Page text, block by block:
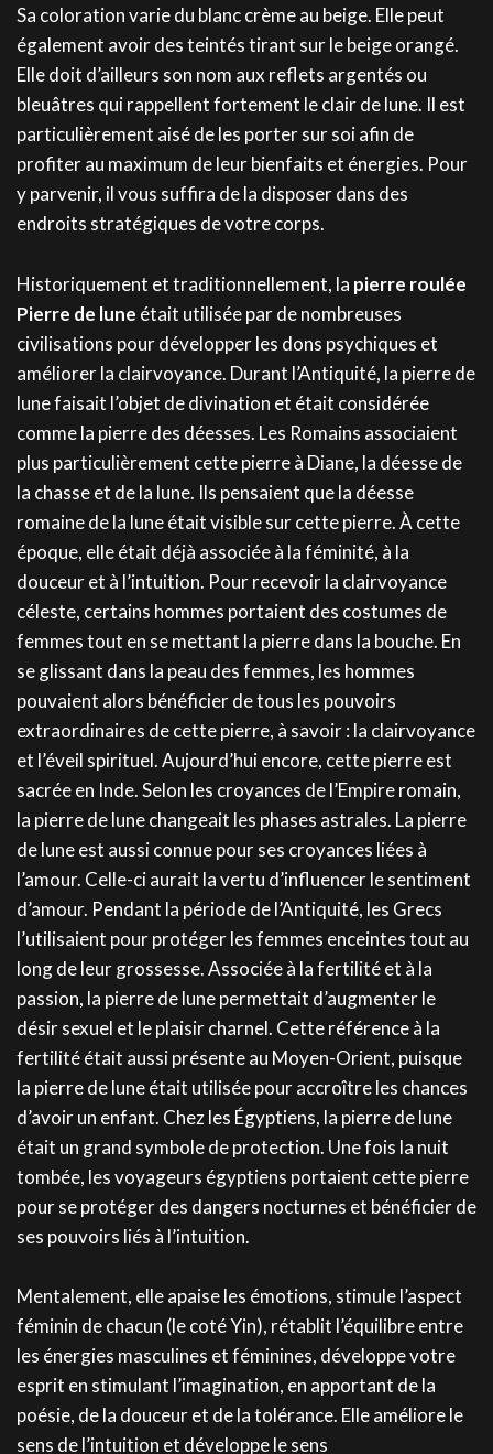
Sa coloration varie du blanc crème au beige. Elle peut
également avoir des teintés tirant sur le beige orangé.
Elle doit d’ailleurs son nom aux reflets argentés ou
bleuâtres qui rappellent fortement le clair de lune. Il est
particulièrement aisé de les porter sur soi afin de
profiter au maximum de leur bienfaits et énergies. Pour
y parvenir, il vous suffira de la disposer dans des
endroits stratégiques de votre corps.
Historiquement et traditionnellement, la pierre roulée
Pierre de lune était utilisée par de nombreuses
civilisations pour développer les dons psychiques et
améliorer la clairvoyance. Durant l’Antiquité, la pierre de
lune faisait l’objet de divination et était considérée
comme la pierre des déesses. Les Romains associaient
plus particulièrement cette pierre à Diane, la déesse de
la chasse et de la lune. Ils pensaient que la déesse
romaine de la lune était visible sur cette pierre. À cette
époque, elle était déjà associée à la féminité, à la
douceur et à l’intuition. Pour recevoir la clairvoyance
céleste, certains hommes portaient des costumes de
femmes tout en se mettant la pierre dans la bouche. En
se glissant dans la peau des femmes, les hommes
pouvaient alors bénéficier de tous les pouvoirs
extraordinaires de cette pierre, à savoir : la clairvoyance
et l’éveil spirituel. Aujourd’hui encore, cette pierre est
sacrée en Inde. Selon les croyances de l’Empire romain,
la pierre de lune changeait les phases astrales. La pierre
de lune est aussi connue pour ses croyances liées à
l’amour. Celle-ci aurait la vertu d’influencer le sentiment
d’amour. Pendant la période de l’Antiquité, les Grecs
l’utilisaient pour protéger les femmes enceintes tout au
long de leur grossesse. Associée à la fertilité et à la
passion, la pierre de lune permettait d’augmenter le
désir sexuel et le plaisir charnel. Cette référence à la
fertilité était aussi présente au Moyen-Orient, puisque
la pierre de lune était utilisée pour accroître les chances
d’avoir un enfant. Chez les Égyptiens, la pierre de lune
était un grand symbole de protection. Une fois la nuit
tombée, les voyageurs égyptiens portaient cette pierre
pour se protéger des dangers nocturnes et bénéficier de
ses pouvoirs liés à l’intuition.
Mentalement, elle apaise les émotions, stimule l’aspect
féminin de chacun (le coté Yin), rétablit l’équilibre entre
les énergies masculines et féminines, développe votre
esprit en stimulant l’imagination, en apportant de la
poésie, de la douceur et de la tolérance. Elle améliore le
sens de l’intuition et développe le sens